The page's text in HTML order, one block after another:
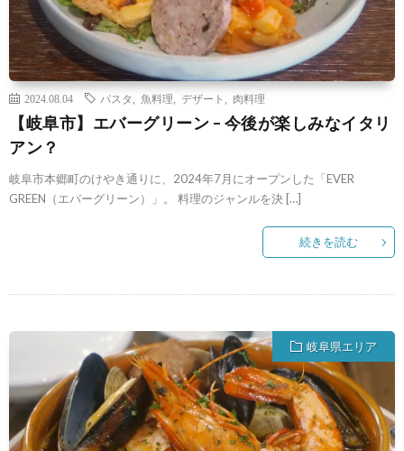
2024.08.04 パスタ 魚料理 デザート 肉料理
【岐阜市】エバーグリーン – 今後が楽しみなイタリ
アン？
岐阜市本郷町のけやき通りに、2024年7月にオープンした「EVER
GREEN（エバーグリーン）」。 料理のジャンルを決 […]
続きを読む
岐阜県エリア